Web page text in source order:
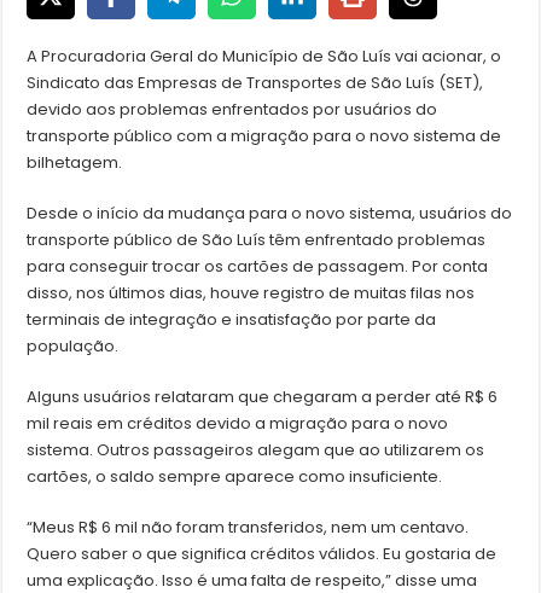
A Procuradoria Geral do Município de São Luís vai acionar, o
Sindicato das Empresas de Transportes de São Luís (SET),
devido aos problemas enfrentados por usuários do
transporte público com a migração para o novo sistema de
bilhetagem.
Desde o início da mudança para o novo sistema, usuários do
transporte público de São Luís têm enfrentado problemas
para conseguir trocar os cartões de passagem. Por conta
disso, nos últimos dias, houve registro de muitas filas nos
terminais de integração e insatisfação por parte da
população.
Alguns usuários relataram que chegaram a perder até R$ 6
mil reais em créditos devido a migração para o novo
sistema. Outros passageiros alegam que ao utilizarem os
cartões, o saldo sempre aparece como insuficiente.
“Meus R$ 6 mil não foram transferidos, nem um centavo.
Quero saber o que significa créditos válidos. Eu gostaria de
uma explicação. Isso é uma falta de respeito,” disse uma